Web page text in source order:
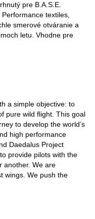
pre B.A.S.E.
textiles,
smerové otváranie a
letu. Vhodne pre
a simple objective: to
pure wild flight. This goal
to develop the world’s
high performance
Daedalus Project
provide pilots with the
another. We are
wings. We push the